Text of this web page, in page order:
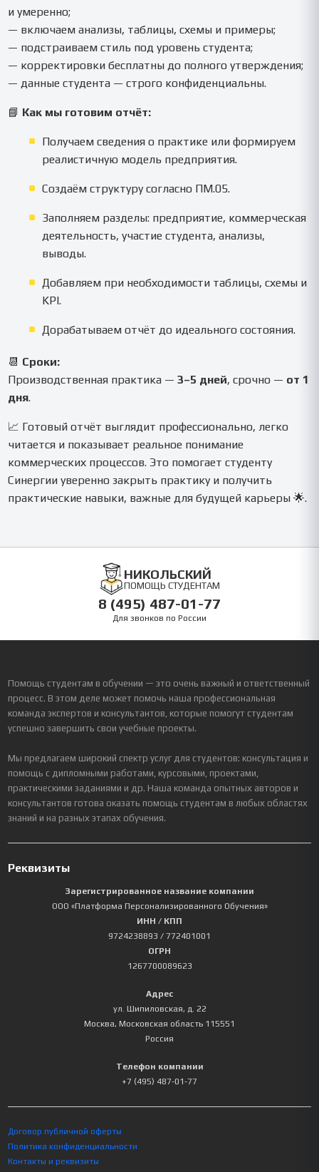
и умеренно;
— включаем анализы, таблицы, схемы и примеры;
— подстраиваем стиль под уровень студента;
— корректировки бесплатны до полного утверждения;
— данные студента — строго конфиденциальны.
📘 Как мы готовим отчёт:
Получаем сведения о практике или формируем
реалистичную модель предприятия.
Создаём структуру согласно ПМ.05.
Заполняем разделы: предприятие, коммерческая
деятельность, участие студента, анализы,
выводы.
Добавляем при необходимости таблицы, схемы и
KPI.
Дорабатываем отчёт до идеального состояния.
📆 Сроки:
Производственная практика —3–5 дней, срочно — от 1
дня.
📈 Готовый отчёт выглядит профессионально, легко
читается и показывает реальное понимание
коммерческих процессов. Это помогает студенту
Синергии уверенно закрыть практику и получить
практические навыки, важные для будущей карьеры 🌟.
НИКОЛЬСКИЙ
ПОМОЩЬ СТУДЕНТАМ
8 (495) 487-01-77
Для звонков по России
Помощь студентам в обучении — это очень важный и ответственный
процесс. В этом деле может помочь наша профессиональная
команда экспертов и консультантов, которые помогут студентам
успешно завершить свои учебные проекты.
Мы предлагаем широкий спектр услуг для студентов: консультация и
помощь с дипломными работами, курсовыми, проектами,
практическими заданиями и др. Наша команда опытных авторов и
консультантов готова оказать помощь студентам в любых областях
знаний и на разных этапах обучения.
Реквизиты
Зарегистрированное название компании
ООО «Платформа Персонализированного Обучения»
ИНН / КПП
9724238893 / 772401001
ОГРН
1267700089623
Адрес
ул. Шипиловская, д. 22
Москва, Московская область 115551
Россия
Телефон компании
+7 (495) 487-01-77
Договор публичной оферты
Политика конфиденциальности
Контакты и реквизиты